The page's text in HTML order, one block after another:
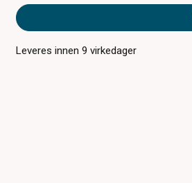
Leveres innen9 virkedager